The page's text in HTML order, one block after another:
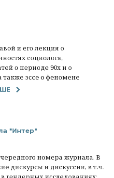
и его лекция о
социолога,
о периоде 90х и о
также эссе о феномене
"Интер"
номера журнала. В
дискурсы и дискуссии, в т.ч.